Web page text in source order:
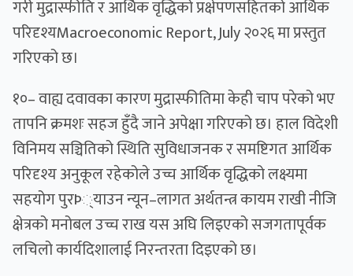
गरी मुद्रास्फीति र आर्थिक वृद्धिको प्रक्षेपणसहितको आर्थिक
परिदृश्यMacroeconomic Report, July २०२६ मा प्रस्तुत
गरिएको छ।
१०– वाह्य दवावका कारण मुद्रास्फीतिमा केही चाप परेको भए
तापनि क्रमशः सहज हुँदै जाने अपेक्षा गरिएको छ। हाल विदेशी
विनिमय सञ्चितिको स्थिति सुविधाजनक र समष्टिगत आर्थिक
परिदृश्य अनुकूल रहेकोले उच्च आर्थिक वृद्धिको लक्ष्यमा
सहयोग पुरÞ्याउन न्यून–लागत अर्थतन्त्र कायम राखी नीजि
क्षेत्रको मनोबल उच्च राख यस अघि लिइएको सजगतापूर्वक
लचिलो कार्यदिशालाई निरन्तरता दिइएको छ।